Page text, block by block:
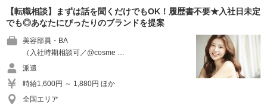
【転職相談】まずは話を聞くだけでもOK！履歴書不要★入社日未定
でも◎あなたにぴったりのブランドを提案
美容部員・BA
（入社時期相談可／@cosme …
派遣
時給1,600円 ～ 1,880円 ほか
全国エリア